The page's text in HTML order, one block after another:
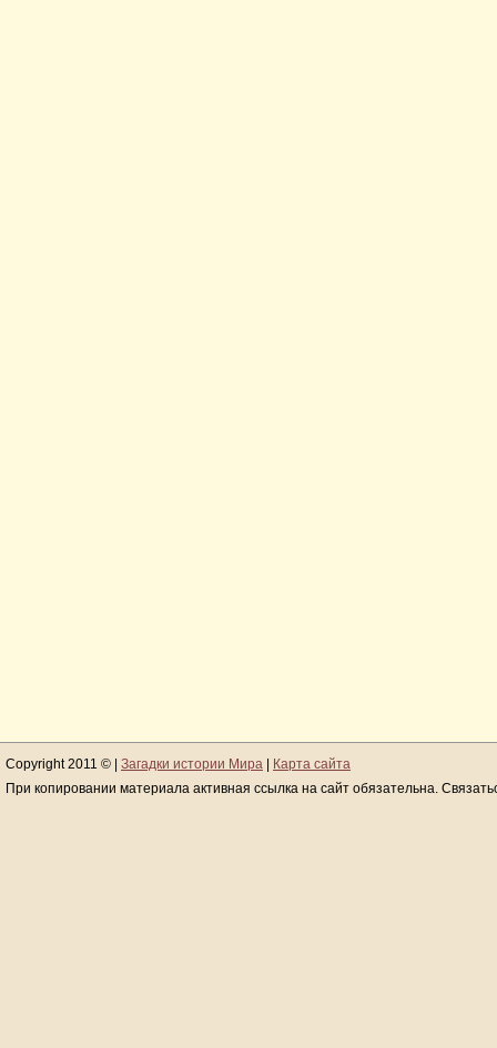
Copyright 2011 © | Загадки истории Мира
Карта сайта
При копировании материала активная ссылка на сайт обязательна.